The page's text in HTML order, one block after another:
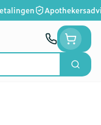
Zoek